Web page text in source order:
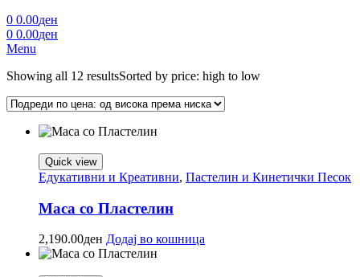
0 0.00ден
0 0.00ден
Menu
Showing all 12 resultsSorted by price: high to low
Quick view
Едукативни и Креативни, Пастелин и Кинетички Песок
Маса со Пластелин
2,190.00ден Додај во кошница